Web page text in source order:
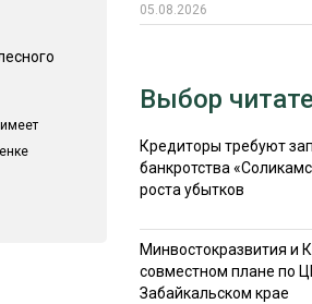
05.08.2026
Выбор
Кредиторы требуют
банкротства
роста убытков
Минвостокразвития и
совместном плане по
Забайкальском крае